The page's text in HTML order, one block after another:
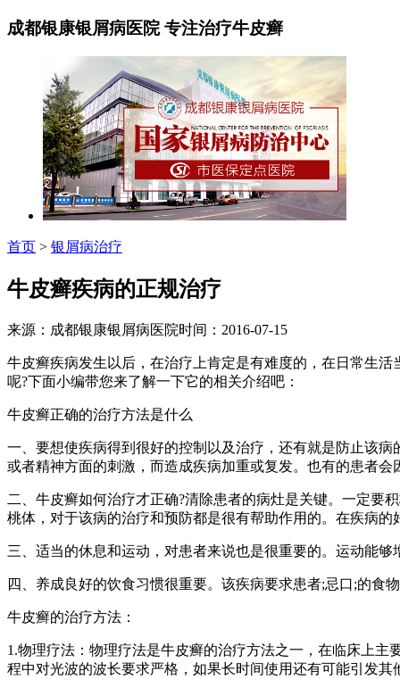
成都银康银屑病医院 专注治疗牛皮癣
首页 > 银屑病治疗
牛皮癣疾病的正规治疗
来源：成都银康银屑病医院时间：2016-07-15
牛皮癣疾病发生以后，在治疗上肯定是有难度的，在日常生
呢?下面小编带您来了解一下它的相关介绍吧：
牛皮癣正确的治疗方法是什么
一、要想使疾病得到很好的控制以及治疗，还有就是防止该
或者精神方面的刺激，而造成疾病加重或复发。也有的患者
二、牛皮癣如何治疗才正确?清除患者的病灶是关键。一定要
桃体，对于该病的治疗和预防都是很有帮助作用的。在疾病的
三、适当的休息和运动，对患者来说也是很重要的。运动能
四、养成良好的饮食习惯很重要。该疾病要求患者;忌口;的食
牛皮癣的治疗方法：
1.物理疗法：物理疗法是牛皮癣的治疗方法之一，在临床上
程中对光波的波长要求严格，如果长时间使用还有可能引发其